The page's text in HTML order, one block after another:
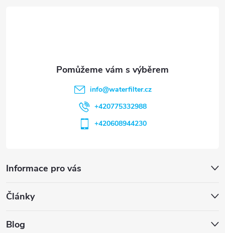
Informace pro vás
Články
Blog
info@waterfilter.cz
+420775332988
+420608944230